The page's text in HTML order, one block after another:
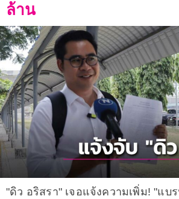
ล้าน
"ดิว อริสรา" เจอแจ้งความเพิ่ม! "แบ